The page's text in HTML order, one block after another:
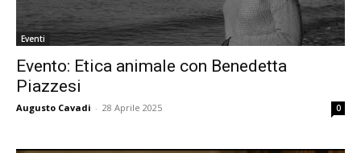
Eventi
Evento: Etica animale con Benedetta
Piazzesi
Augusto Cavadi - 28 Aprile 2025 0